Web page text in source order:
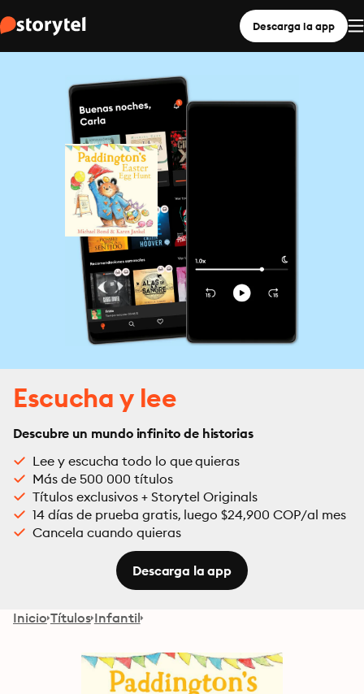
Descarga la app
Escucha y lee
Descubre un mundo infinito de historias
Lee y escucha todo lo que quieras
Más de 500 000 títulos
Títulos exclusivos + Storytel Originals
14 días de prueba gratis, luego $24,900 COP/al mes
Cancela cuando quieras
Descarga la app
Inicio Títulos Infantil